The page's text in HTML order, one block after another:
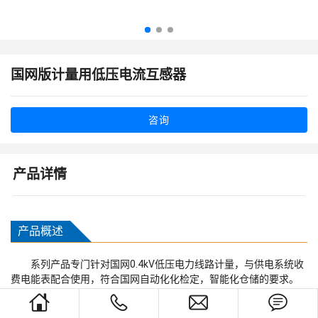
国网版计量用低压电流互感器
咨询
产品详情
产品概述
系列产品专门针对国网0.4kV低压电力线路计量，与供电系统收
费电能表配合使用，符合国网自动化化检定，智能化仓储的要求。
产品采用不饱和树脂浇注一体成型，满足电压绝缘等级要求，二次
接线端子采用透明接线罩罩好后铅封，以防止窃电。产品采用优质
house phone envelope chat_bubble_text